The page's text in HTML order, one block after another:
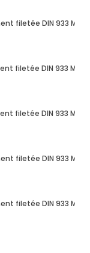
filetée DIN 933 M10
filetée DIN 933 M10
filetée DIN 933 M10
filetée DIN 933 M10
filetée DIN 933 M10